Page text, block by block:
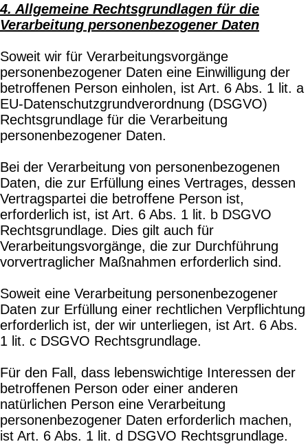
4. Allgemeine Rechtsgrundlagen für die
Verarbeitung personenbezogener Daten
Soweit wir für Verarbeitungsvorgänge
personenbezogener Daten eine Einwilligung der
betroffenen Person einholen, ist Art. 6 Abs. 1 lit. a
EU-Datenschutzgrundverordnung (DSGVO)
Rechtsgrundlage für die Verarbeitung
personenbezogener Daten.
Bei der Verarbeitung von personenbezogenen
Daten, die zur Erfüllung eines Vertrages, dessen
Vertragspartei die betroffene Person ist,
erforderlich ist, ist Art. 6 Abs. 1 lit. b DSGVO
Rechtsgrundlage. Dies gilt auch für
Verarbeitungsvorgänge, die zur Durchführung
vorvertraglicher Maßnahmen erforderlich sind.
Soweit eine Verarbeitung personenbezogener
Daten zur Erfüllung einer rechtlichen Verpflichtung
erforderlich ist, der wir unterliegen, ist Art. 6 Abs.
1 lit. c DSGVO Rechtsgrundlage.
Für den Fall, dass lebenswichtige Interessen der
betroffenen Person oder einer anderen
natürlichen Person eine Verarbeitung
personenbezogener Daten erforderlich machen,
ist Art. 6 Abs. 1 lit. d DSGVO Rechtsgrundlage.